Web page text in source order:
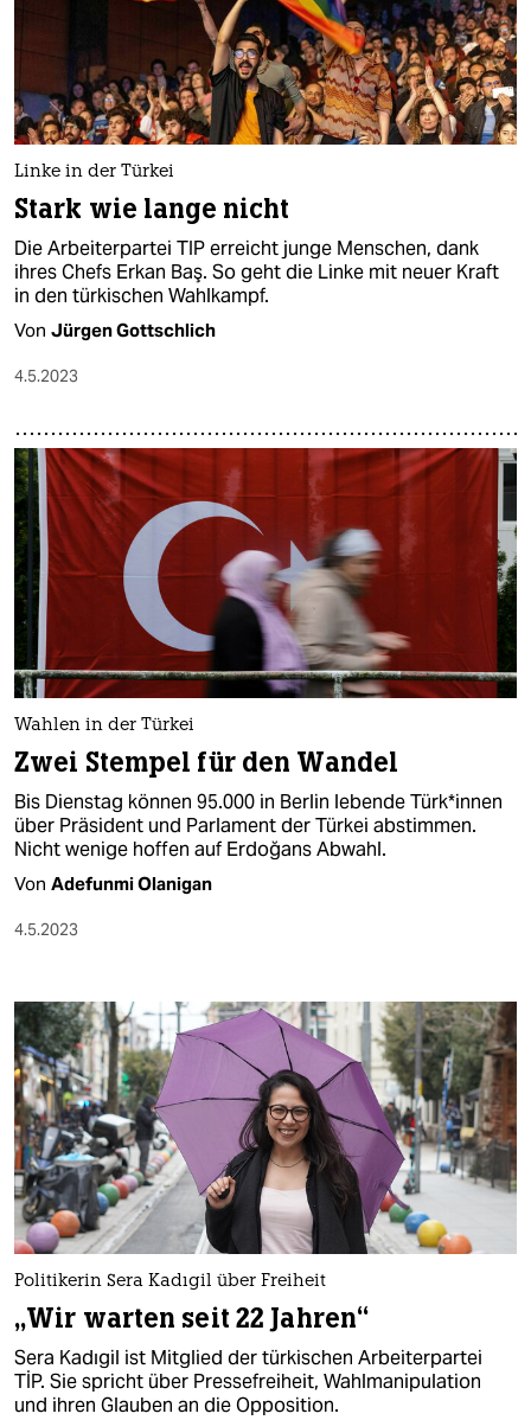
Linke in der Türkei
Stark wie lange nicht
Die Arbeiterpartei TIP erreicht junge Menschen, dank
ihres Chefs Erkan Baş. So geht die Linke mit neuer Kraft
in den türkischen Wahlkampf.
Von Jürgen Gottschlich
4.5.2023
Wahlen in der Türkei
Zwei Stempel für den Wandel
Bis Dienstag können 95.000 in Berlin lebende Tür­k*in­nen
über Präsident und Parlament der Türkei abstimmen.
Nicht wenige hoffen auf Erdoğans Abwahl.
Von Adefunmi Olanigan
4.5.2023
Politikerin Sera Kadıgil über Freiheit
„Wir warten seit 22 Jahren“
Sera Kadıgil ist Mitglied der türkischen Arbeiterpartei
TİP. Sie spricht über Pressefreiheit, Wahlmanipulation
und ihren Glauben an die Opposition.